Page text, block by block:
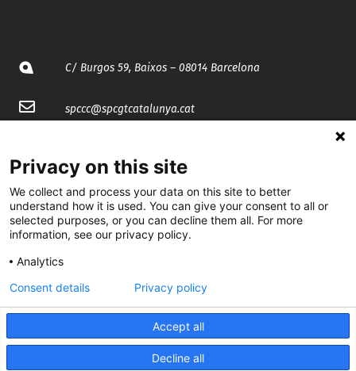
C/ Burgos 59, Baixos – 08014 Barcelona
spccc@spcgtcatalunya.cat
@CGTCatalunya
cgtcatalunya
cgtcatalunya
Desenvolupat per
Privacy on this site
We collect and process your data on this site to better
understand how it is used. You can give your consent to all or
selected purposes, or you can decline them all. For more
information, see our privacy policy.
Analytics
Accept all
Decline all
Consent details Privacy policy